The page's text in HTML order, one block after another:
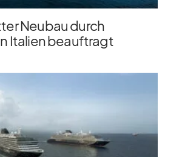
Neubau durch
Italien beauftragt